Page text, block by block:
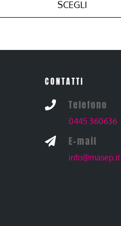
SCEGLI
CONTATTI
 Telefono
0445 360636
 E-mail
info@masep.it